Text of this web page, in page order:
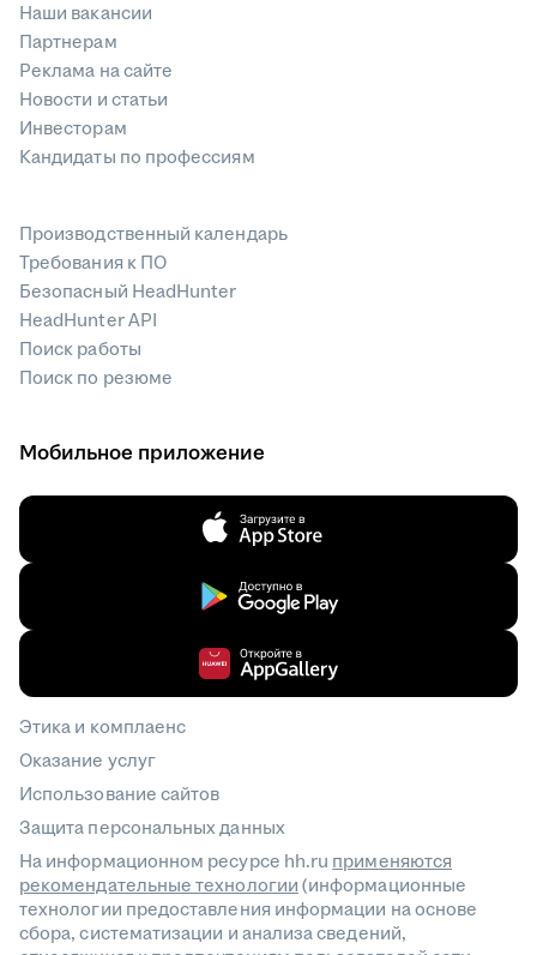
Наши вакансии
Партнерам
Реклама на сайте
Новости и статьи
Инвесторам
Кандидаты по профессиям
Производственный календарь
Требования к ПО
Безопасный HeadHunter
HeadHunter API
Поиск работы
Поиск по резюме
Мобильное приложение
Этика и комплаенс
Оказание услуг
Использование сайтов
Защита персональных данных
На информационном ресурсе hh.ru применяются
рекомендательные технологии(информационные
технологии предоставления информации на основе
сбора, систематизации и анализа сведений,